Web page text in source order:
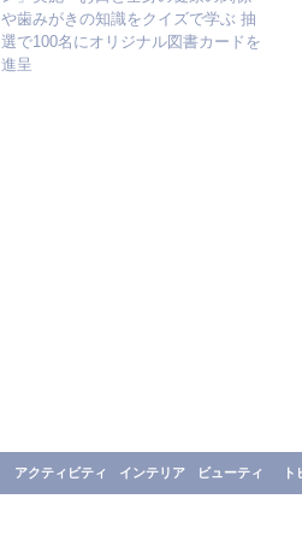
や歯みがきの知識をクイズで学ぶ 抽
選で100名にオリジナル図書カードを
進呈
アクティビティ インテリア ビューティ ト